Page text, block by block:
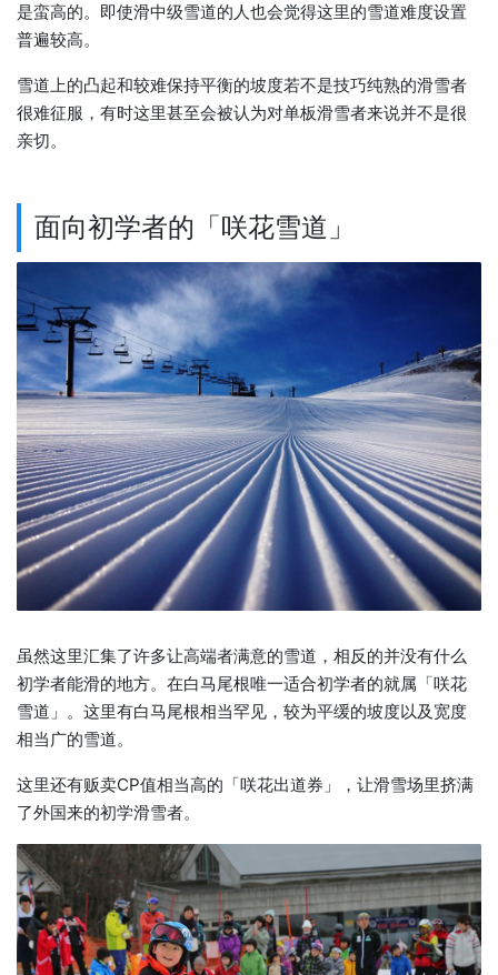
是蛮高的。即使滑中级雪道的人也会觉得这里的雪道难度设置
普遍较高。
雪道上的凸起和较难保持平衡的坡度若不是技巧纯熟的滑雪者
很难征服，有时这里甚至会被认为对单板滑雪者来说并不是很
亲切。
面向初学者的「咲花雪道」
虽然这里汇集了许多让高端者满意的雪道，相反的并没有什么
初学者能滑的地方。在白马尾根唯一适合初学者的就属「咲花
雪道」。这里有白马尾根相当罕见，较为平缓的坡度以及宽度
相当广的雪道。
这里还有贩卖CP值相当高的「咲花出道券」，让滑雪场里挤满
了外国来的初学滑雪者。